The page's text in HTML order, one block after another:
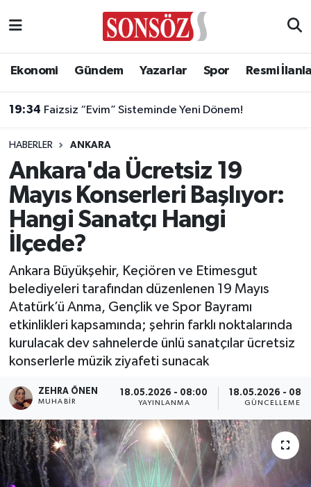
Ekonomi Gündem Yazarlar Spor Resmi
19:34 Faizsiz “Evim” Sisteminde Yeni Dönem!
HABERLER ANKARA
Ankara'da Ücretsiz 19
Mayıs Konserleri Başlıyor:
Hangi Sanatçı Hangi
İlçede?
Ankara Büyükşehir, Keçiören ve Etimesgut
belediyeleri tarafından düzenlenen 19 Mayıs
Atatürk’ü Anma, Gençlik ve Spor Bayramı
etkinlikleri kapsamında; şehrin farklı noktalarında
kurulacak dev sahnelerde ünlü sanatçılar ücretsiz
konserlerle müzik ziyafeti sunacak
ZEHRA ÖNEN
MUHABIR
18.05.2026 - 08:00
YAYINLANMA
18.05.2026 -
GÜNCELLEME
Asayiş
Biyografi
Çevre
Diğer
Dünya
Eğitim
Ekonomi
Emlak
Gündem
Gurme
Ankara Nöbetçi Eczaneler
Ankara Trafik Yoğunluk Haritası
Süper Lig Puan Durumu ve Fikstür
Tüm Manşetler
Son Dakika Haberleri
Haber Arşivi